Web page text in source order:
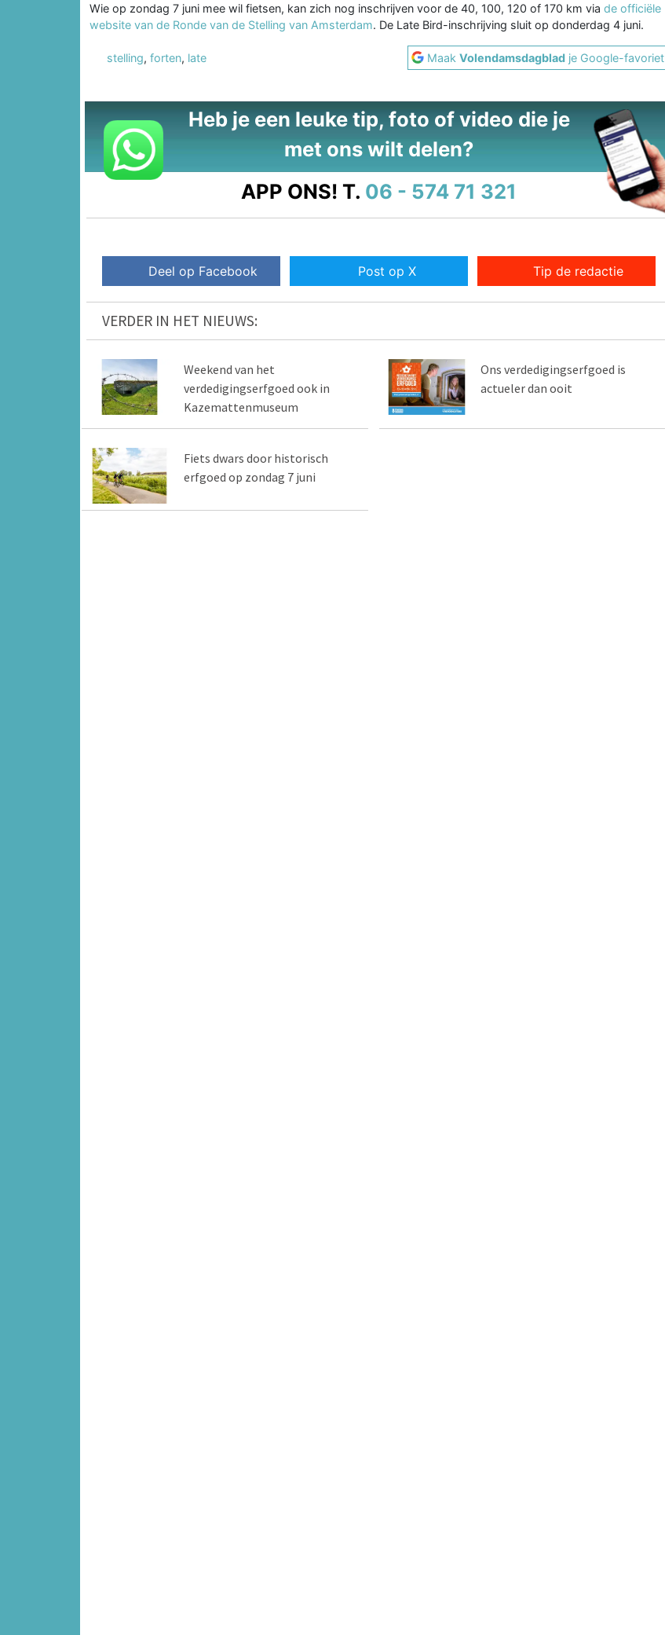
Wie op zondag 7 juni mee wil fietsen, kan zich nog inschrijven voor de 40, 100, 120 of 170 km via de officiële
website van de Ronde van de Stelling van Amsterdam. De Late Bird-inschrijving sluit op donderdag 4 juni.
stelling, forten, late MaakVolendamsdagblad je Google-favoriet
Heb je een leuke tip, foto of video die je
met ons wilt delen?
APP ONS! T. 06 - 574 71 321
Deel op Facebook Post op X Tip de redactie
VERDER IN HET NIEUWS:
Weekend van het
verdedigingserfgoed ook in
Kazemattenmuseum
Ons verdedigingserfgoed is
actueler dan ooit
Fiets dwars door historisch
erfgoed op zondag 7 juni